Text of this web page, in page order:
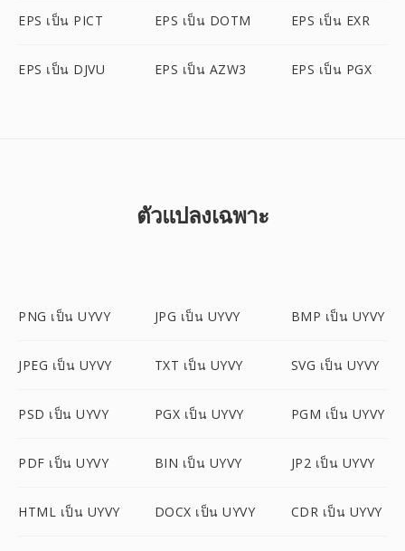
EPS เป็น PICT EPS เป็น DOTM EPS เป็น EXR
EPS เป็น DJVU EPS เป็น AZW3 EPS เป็น PGX
ตัวแปลงเฉพาะ
PNG เป็น UYVY JPG เป็น UYVY BMP เป็น UYVY
JPEG เป็น UYVY TXT เป็น UYVY SVG เป็น UYVY
PSD เป็น UYVY PGX เป็น UYVY PGM เป็น UYVY
PDF เป็น UYVY BIN เป็น UYVY JP2 เป็น UYVY
HTML เป็น UYVY DOCX เป็น UYVY CDR เป็น UYVY